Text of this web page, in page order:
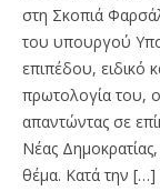
στη Σκοπιά
του υπουργού
επιπέδου, ειδικό
πρωτολογία του,
απαντώντας σε
Νέας
θέμα. Κατά την […]